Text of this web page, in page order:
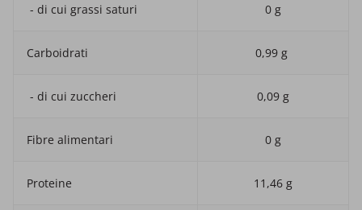
- di cui grassi saturi 0 g
Carboidrati 0,99 g
- di cui zuccheri 0,09 g
Fibre alimentari 0 g
Proteine 11,46 g